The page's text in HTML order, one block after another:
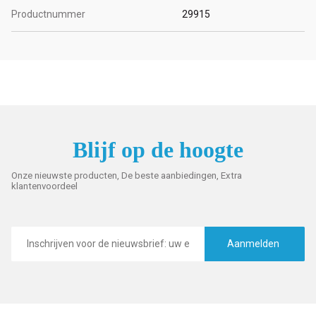
Productnummer 29915
Blijf op de hoogte
Onze nieuwste producten, De beste aanbiedingen, Extra
klantenvoordeel
mailadres
Aanmelden